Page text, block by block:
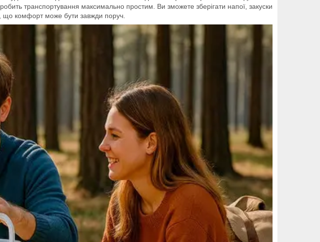
транспортування максимально простим. Ви зможете зберігати напої, закуски
що комфорт може бути завжди поруч.